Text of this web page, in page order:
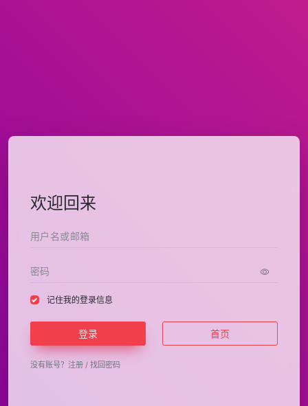
欢迎回来
记住我的登录信息
登录 首页
没有账号？ 注册 / 找回密码